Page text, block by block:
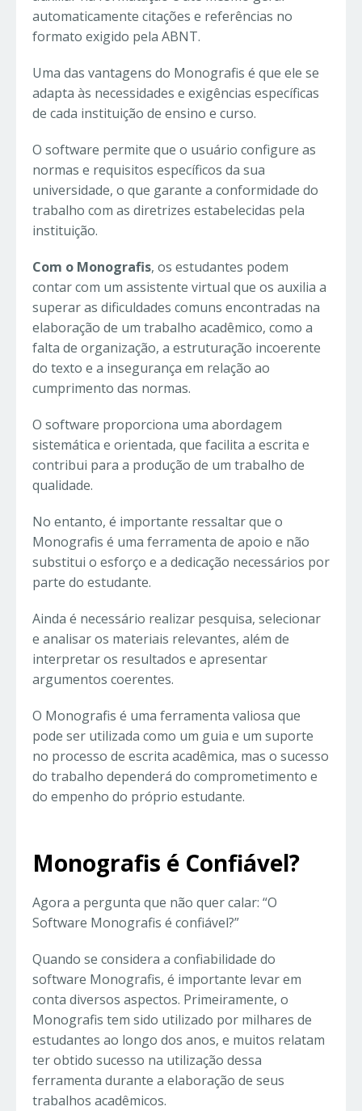
automaticamente citações e referências no
formato exigido pela ABNT.
Uma das vantagens do Monografis é que ele se
adapta às necessidades e exigências específicas
de cada instituição de ensino e curso.
O software permite que o usuário configure as
normas e requisitos específicos da sua
universidade, o que garante a conformidade do
trabalho com as diretrizes estabelecidas pela
instituição.
Com o Monografis, os estudantes podem
contar com um assistente virtual que os auxilia a
superar as dificuldades comuns encontradas na
elaboração de um trabalho acadêmico, como a
falta de organização, a estruturação incoerente
do texto e a insegurança em relação ao
cumprimento das normas.
O software proporciona uma abordagem
sistemática e orientada, que facilita a escrita e
contribui para a produção de um trabalho de
qualidade.
No entanto, é importante ressaltar que o
Monografis é uma ferramenta de apoio e não
substitui o esforço e a dedicação necessários por
parte do estudante.
Ainda é necessário realizar pesquisa, selecionar
e analisar os materiais relevantes, além de
interpretar os resultados e apresentar
argumentos coerentes.
O Monografis é uma ferramenta valiosa que
pode ser utilizada como um guia e um suporte
no processo de escrita acadêmica, mas o sucesso
do trabalho dependerá do comprometimento e
do empenho do próprio estudante.
Monografis é Confiável?
Agora a pergunta que não quer calar: “O
Software Monografis é confiável?”
Quando se considera a confiabilidade do
software Monografis, é importante levar em
conta diversos aspectos. Primeiramente, o
Monografis tem sido utilizado por milhares de
estudantes ao longo dos anos, e muitos relatam
ter obtido sucesso na utilização dessa
ferramenta durante a elaboração de seus
trabalhos acadêmicos.